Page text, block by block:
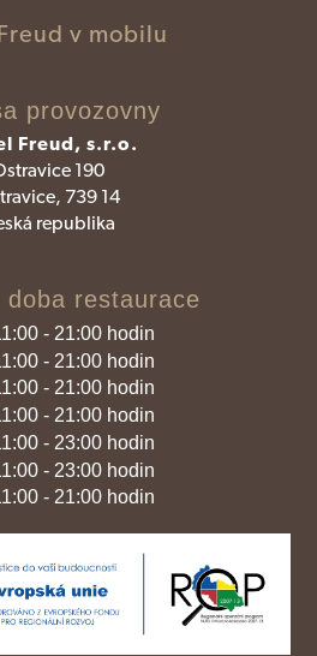
v mobilu
provozovny
Freud, s.r.o.
190
739 14
republika
doba restaurace
- 21:00 hodin
- 21:00 hodin
- 21:00 hodin
- 21:00 hodin
- 23:00 hodin
- 23:00 hodin
- 21:00 hodin